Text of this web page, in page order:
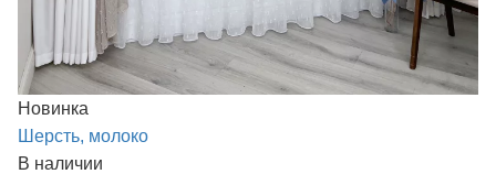
Новинка
Шерсть, молоко
В наличии